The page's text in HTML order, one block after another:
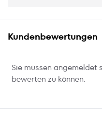
Kundenbewertungen
Sie müssen angemeldet
bewerten zu können.